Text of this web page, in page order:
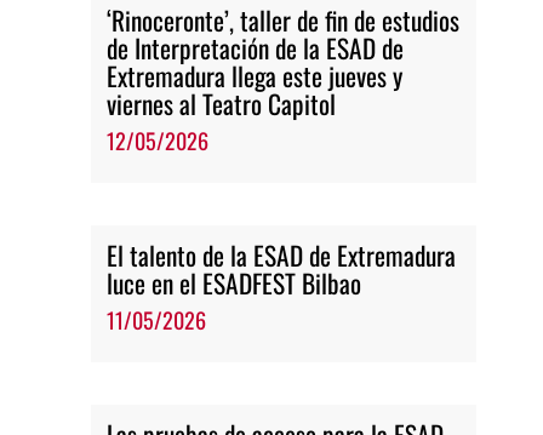
‘Rinoceronte’, taller de fin de estudios
de Interpretación de la ESAD de
Extremadura llega este jueves y
viernes al Teatro Capitol
12/05/2026
El talento de la ESAD de Extremadura
luce en el ESADFEST Bilbao
11/05/2026